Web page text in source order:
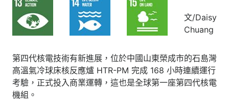
文/Daisy
Chuang
第四代核電技術有新進展，位於中國山東榮成市的石島灣
高溫氣冷球床核反應爐 HTR-PM 完成 168 小時連續運行
考驗，正式投入商業運轉，這也是全球第一座第四代核電
機組。